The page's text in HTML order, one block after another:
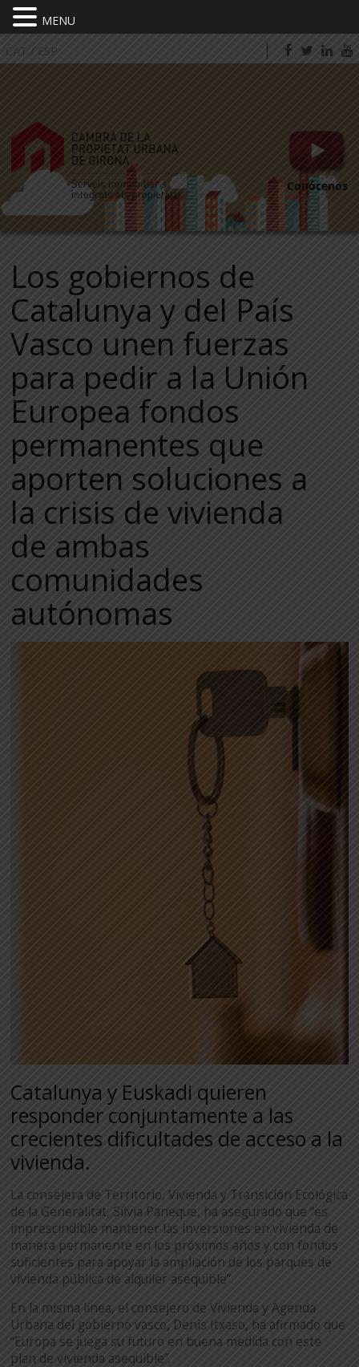
CAT / ESP
Conócenos
Los gobiernos de
Catalunya y del País
Vasco unen fuerzas
para pedir a la Unión
Europea fondos
permanentes que
aporten soluciones a
la crisis de vivienda
de ambas
comunidades
autónomas
Catalunya y Euskadi quieren
responder conjuntamente a las
crecientes dificultades de acceso a la
vivienda.
La consejera de Territorio, Vivienda y Transición Ecológica
de la Generalitat, Sílvia Paneque, ha asegurado que “es
imprescindible mantener las inversiones en vivienda de
manera permanente en los próximos años y con fondos
suficientes para apoyar la ampliación de los parques de
vivienda pública de alquiler asequible”.
En la misma línea, el consejero de Vivienda y Agenda
Urbana del gobierno vasco, Denis Itxaso, ha afirmado que
“Europa se juega su futuro en buena medida con este
plan de vivienda asequible”.
MENU